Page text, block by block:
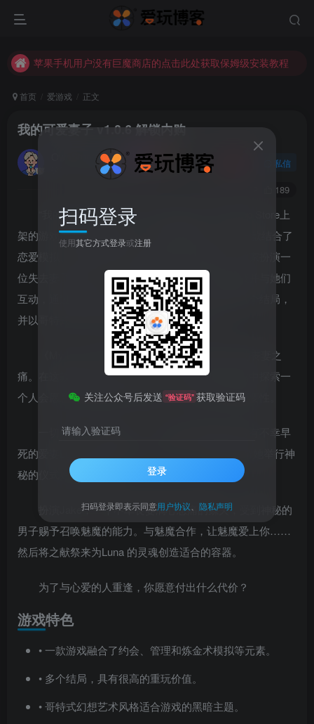
未找到所需资源？欢迎提交您的需求，我们将尽快为您处理。
未找到所需资源？欢迎提交您的需求，我们将尽快为您处理。
首页 爱游戏 正文
我的可爱妻子 v1.0.6 解锁内购
OwnStupid
这家伙很懒，什么都没有写...
私信
189
“我的可爱妻子” (My Lovely Wife) 是一款在App Store上
架的游戏，我的可爱妻子 v1.0.6 解锁内购，这是一款结合了
恋爱模拟、管理和炼金术元素的模拟养成游戏。玩家扮演一
位失去妻子的男人，为了复活妻子，需要召唤魅魔并与她们
互动，通过献祭她们来为妻子创造容器。游戏有多个结局，
并以哥特式奇幻美术风格和原创配乐为特色
《My Lovely Wife》诉说主角Jake 突如其来的丧妻之
痛。在这款融合了恋爱、管理、炼金术模拟的游戏中探索一
个人会愿意为爱牺牲到何种程度，与走出悲伤的重要性。
一切都从一封信开始，一封写有熟悉笔迹并带有不幸早
死的爱妻Luna 所签名的信件。在信中，她要求你帮她举行神
秘的仪式好让她复活。
扮演Jake，一个不幸丧妻满心悲痛的鳏夫，受到神秘的
男子赐予召唤魅魔的能力。与魅魔合作，让魅魔爱上你……
然后将之献祭来为Luna 的灵魂创造适合的容器。
为了与心爱的人重逢，你愿意付出什么代价？
游戏特色
• 一款游戏融合了约会、管理和炼金术模拟等元素。
• 多个结局，具有很高的重玩价值。
• 哥特式幻想艺术风格适合游戏的黑暗主题。
扫码登录
使用其它方式登录或注册
关注公众号后发送 “验证码” 获取验证码
请输入验证码
登录
扫码登录即表示同意用户协议 隐私声明